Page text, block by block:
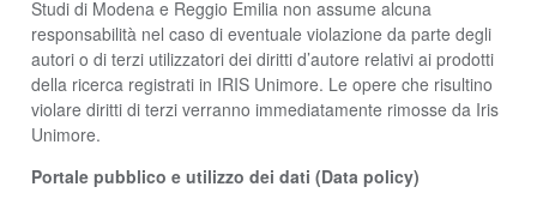
Studi di Modena e Reggio Emilia non assume alcuna
responsabilità nel caso di eventuale violazione da parte degli
autori o di terzi utilizzatori dei diritti d’autore relativi ai prodotti
della ricerca registrati in IRIS Unimore. Le opere che risultino
violare diritti di terzi verranno immediatamente rimosse da Iris
Unimore.
Portale pubblico e utilizzo dei dati (Data policy)